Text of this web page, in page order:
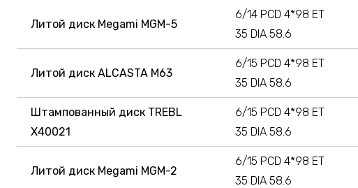
Литой диск Megami MGM-5
6/14 PCD 4*98 ET
35 DIA 58.6
Литой диск ALCASTA M63
6/15 PCD 4*98 ET
35 DIA 58.6
Штампованный диск TREBL
X40021
6/15 PCD 4*98 ET
35 DIA 58.6
Литой диск Megami MGM-2
6/15 PCD 4*98 ET
35 DIA 58.6